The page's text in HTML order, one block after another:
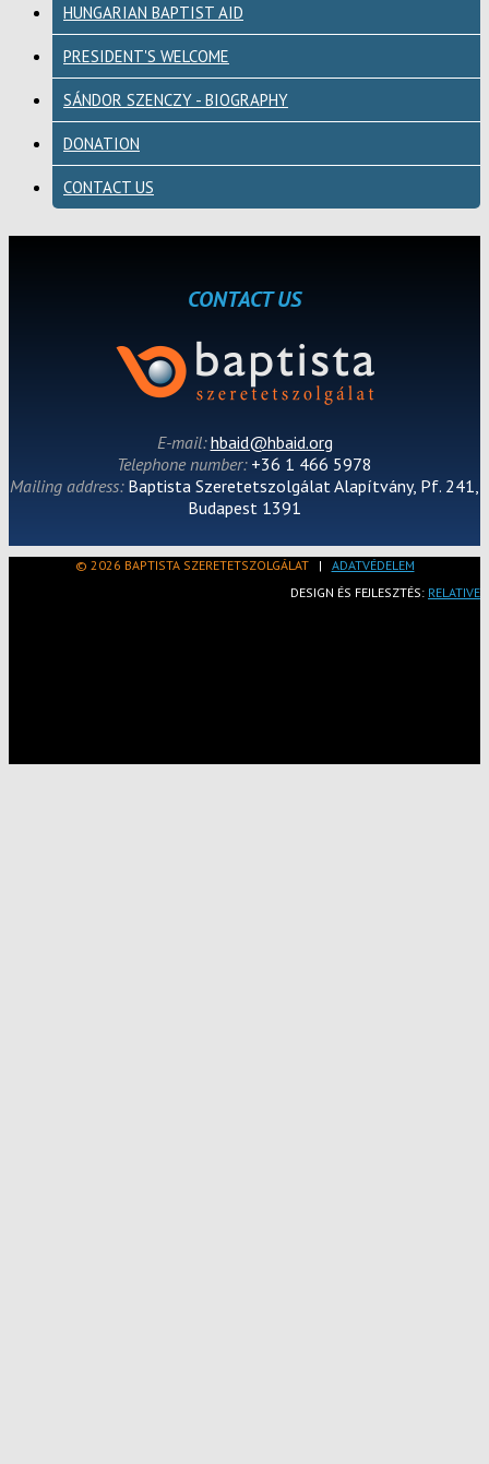
HUNGARIAN BAPTIST AID
PRESIDENT'S WELCOME
SÁNDOR SZENCZY - BIOGRAPHY
DONATION
CONTACT US
CONTACT US
E-mail:hbaid@hbaid.org
Telephone number: +36 1 466 5978
Mailing address: Baptista Szeretetszolgálat Alapítvány, Pf. 241,
Budapest 1391
© 2026 BAPTISTA SZERETETSZOLGÁLAT| ADATVÉDELEM
DESIGN ÉS FEJLESZTÉS: RELATIVE